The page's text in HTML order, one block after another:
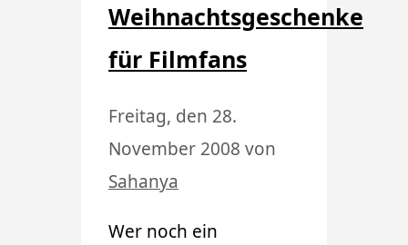
Weihnachtsgeschenke
für Filmfans
Freitag, den 28.
November 2008 von
Sahanya
Wer noch ein